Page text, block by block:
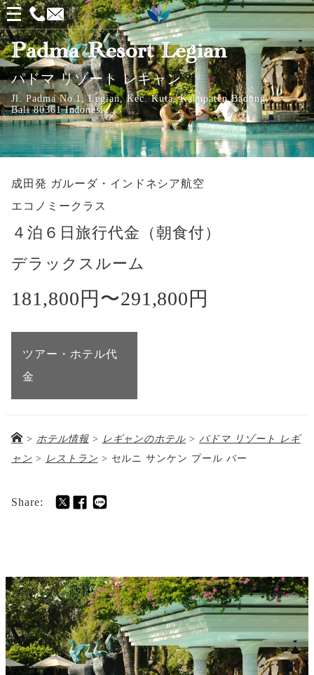
メ
ニ
ュ
ー
を
開
く
Padma Resort Legian
パドマ リゾート レギャン
Jl. Padma No.1, Legian, Kec. Kuta, Kabupaten Badung,
Bali 80361 Indonesia
成田発 ガルーダ・インドネシア航空
エコノミークラス
４泊６日旅行代金（朝食付）
デラックスルーム
181,800円〜291,800円
ツアー・ホテル代
金
> ホテル情報> レギャンのホテル >パドマ リゾート レギ
ャン > レストラン > セルニ サンケン プール バー
Share: